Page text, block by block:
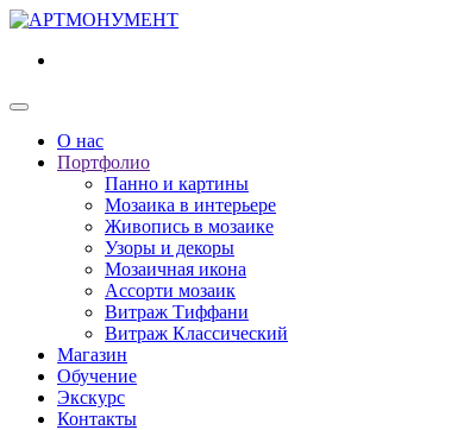
О нас
Портфолио
Панно и картины
Мозаика в интерьере
Живопись в мозаике
Узоры и декоры
Мозаичная икона
Ассорти мозаик
Витраж Тиффани
Витраж Классический
Магазин
Обучение
Экскурс
Контакты